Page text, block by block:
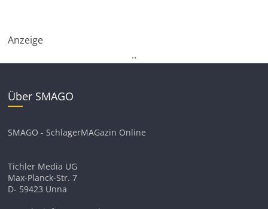
Anzeige
..
Über SMAGO
SMAGO - SchlagerMAGazin Online
Tichler Media UG
Max-Planck-Str. 7
D- 59423 Unna